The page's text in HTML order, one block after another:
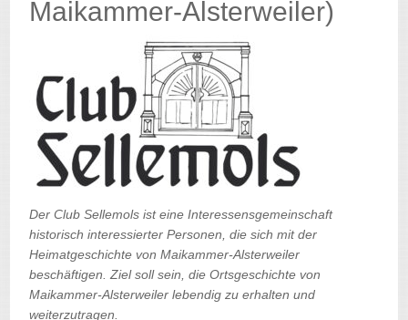
Maikammer-Alsterweiler)
Der Club Sellemols ist eine Interessensgemeinschaft
historisch interessierter Personen, die sich mit der
Heimatgeschichte von Maikammer-Alsterweiler
beschäftigen. Ziel soll sein, die Ortsgeschichte von
Maikammer-Alsterweiler lebendig zu erhalten und
weiterzutragen.